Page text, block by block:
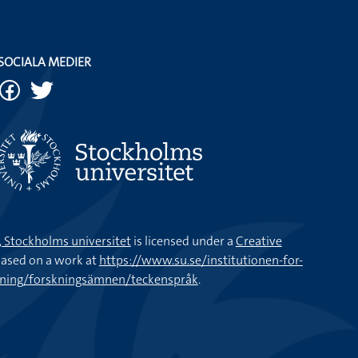
MEDIER
universitetis licensed under aCreative
on a work athttps://www.su.se/institutionen-for-
forskningsämnen/teckenspråk.